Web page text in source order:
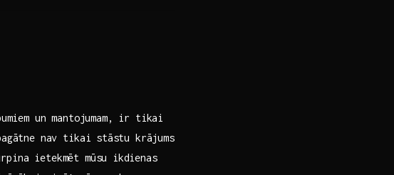
un mantojumam, ir tikai⁤
nav tikai⁤ stāstu krājums⁢
ietekmēt mūsu⁢ ikdienas